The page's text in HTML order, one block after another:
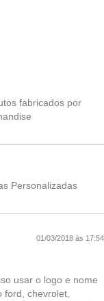
fabricados por
Personalizadas
01/03/2018 às 17:54
usar o logo e nome
chevrolet,